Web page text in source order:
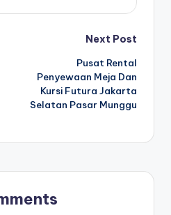
Next Post
Pusat Rental
Penyewaan Meja Dan
Kursi Futura Jakarta
Selatan Pasar Munggu